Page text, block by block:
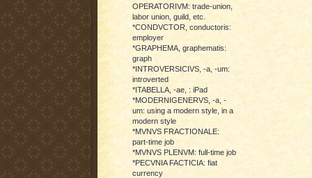
OPERATORIVM: trade-union,
labor union, guild, etc.
*CONDVCTOR, conductoris:
employer
*GRAPHEMA, graphematis:
graph
*INTROVERSICIVS, -a, -um:
introverted
*ITABELLA, -ae, : iPad
*MODERNIGENERVS, -a, -
um: using a modern style, in a
modern style
*MVNVS FRACTIONALE:
part-time job
*MVNVS PLENVM: full-time job
*PECVNIA FACTICIA: fiat
currency